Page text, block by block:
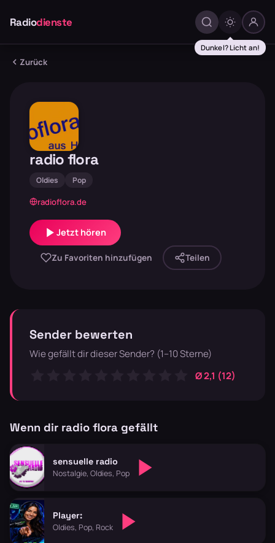
Radiodienste
Dunkel? Licht an!
Zurück
radio flora
Oldies Pop
radioflora.de
Jetzt hören
Zu Favoriten hinzufügen Teilen
Sender bewerten
Wie gefällt dir dieser Sender? (1–10 Sterne)
Ø 2,1 (12)
Wenn dir radio flora gefällt
sensuelle radio
Nostalgie, Oldies, Pop
Player:
Oldies, Pop, Rock